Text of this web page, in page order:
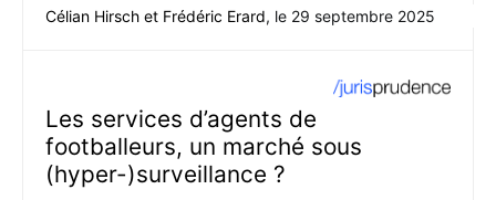
Célian Hirsch et Frédéric Erard, le 29 septembre 2025
Les services d’agents de
footballeurs, un marché sous
(hyper-)surveillance ?